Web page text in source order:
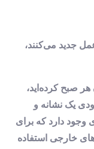
جدید می‌کنند،
صبح کرده‌اید،
یک نشانه و
دارد که برای
خارجی استفاده